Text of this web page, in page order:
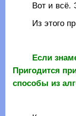
Вот и всё.
Из этого
Если
Пригодится
способы из